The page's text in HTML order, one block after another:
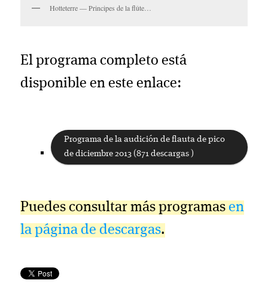
Hotteterre — Principes de la flûte…
El programa completo está
disponible en este enlace:
Programa de la audición de flauta de pico
de diciembre 2013 (871 descargas )
Puedes consultar más programasen
la página de descargas.